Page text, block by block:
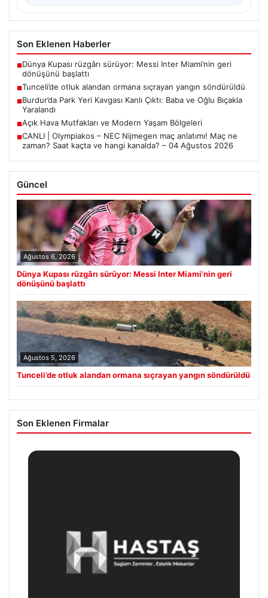
Son Eklenen Haberler
■Dünya Kupası rüzgârı sürüyor: Messi Inter Miami’nin geri
dönüşünü başlattı
■Tunceli’de otluk alandan ormana sıçrayan yangın söndürüldü
■Burdur’da Park Yeri Kavgası Kanlı Çıktı: Baba ve Oğlu Bıçakla
Yaralandı
■Açık Hava Mutfakları ve Modern Yaşam Bölgeleri
■CANLI | Olympiakos – NEC Nijmegen maç anlatımı! Maç ne
zaman? Saat kaçta ve hangi kanalda? – 04 Ağustos 2026
Güncel
Ağustos 6, 2026
Dünya Kupası rüzgârı sürüyor: Messi Inter Miami’nin geri
dönüşünü başlattı
Ağustos 5, 2026
Tunceli’de otluk alandan ormana sıçrayan yangın söndürüldü
Son Eklenen Firmalar